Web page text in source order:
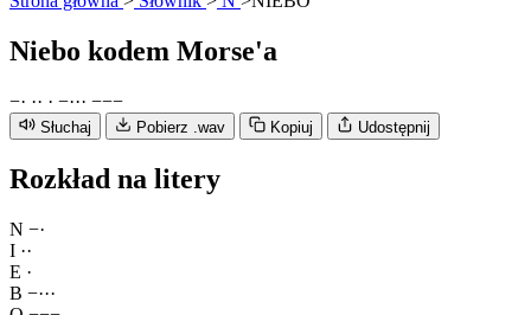
Niebo kodem Morse'a
−· ·· · −··· −−−
Słuchaj Pobierz .wav Kopiuj Udostępnij
Rozkład na litery
N −·
I ··
E ·
B −···